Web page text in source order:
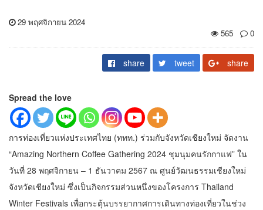
29 พฤศจิกายน 2024
565
0
share tweet share
Spread the love
การท่องเที่ยวแห่งประเทศไทย (ททท.) ร่วมกับจังหวัดเชียงใหม่ จัดงาน
“Amazing Northern Coffee Gathering 2024 ชุมนุมคนรักกาแฟ” ใน
วันที่ 28 พฤศจิกายน – 1 ธันวาคม 2567 ณ ศูนย์วัฒนธรรมเชียงใหม่
จังหวัดเชียงใหม่ ซึ่งเป็นกิจกรรมส่วนหนึ่งของโครงการ Thailand
Winter Festivals เพื่อกระตุ้นบรรยากาศการเดินทางท่องเที่ยวในช่วง